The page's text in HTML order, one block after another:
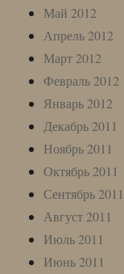
Май 2012
Апрель 2012
Март 2012
Февраль 2012
Январь 2012
Декабрь 2011
Ноябрь 2011
Октябрь 2011
Сентябрь 2011
Август 2011
Июль 2011
Июнь 2011